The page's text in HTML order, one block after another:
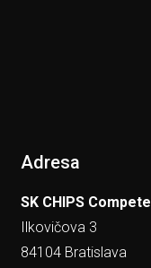
Adresa
SK CHIPS
Ilkovičova 3
84104 Bratislava